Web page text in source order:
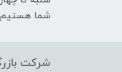
شما
شرکت